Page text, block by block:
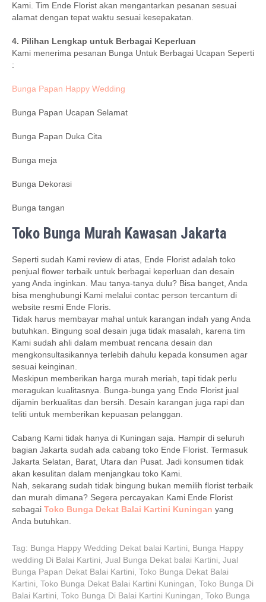
Kami. Tim Ende Florist akan mengantarkan pesanan sesuai
alamat dengan tepat waktu sesuai kesepakatan.
4. Pilihan Lengkap untuk Berbagai Keperluan
Kami menerima pesanan Bunga Untuk Berbagai Ucapan Seperti
:
Bunga Papan Happy Wedding
Bunga Papan Ucapan Selamat
Bunga Papan Duka Cita
Bunga meja
Bunga Dekorasi
Bunga tangan
Toko Bunga Murah Kawasan Jakarta
Seperti sudah Kami review di atas, Ende Florist adalah toko
penjual flower terbaik untuk berbagai keperluan dan desain
yang Anda inginkan. Mau tanya-tanya dulu? Bisa banget, Anda
bisa menghubungi Kami melalui contac person tercantum di
website resmi Ende Floris.
Tidak harus membayar mahal untuk karangan indah yang Anda
butuhkan. Bingung soal desain juga tidak masalah, karena tim
Kami sudah ahli dalam membuat rencana desain dan
mengkonsultasikannya terlebih dahulu kepada konsumen agar
sesuai keinginan.
Meskipun memberikan harga murah meriah, tapi tidak perlu
meragukan kualitasnya. Bunga-bunga yang Ende Florist jual
dijamin berkualitas dan bersih. Desain karangan juga rapi dan
teliti untuk memberikan kepuasan pelanggan.
Cabang Kami tidak hanya di Kuningan saja. Hampir di seluruh
bagian Jakarta sudah ada cabang toko Ende Florist. Termasuk
Jakarta Selatan, Barat, Utara dan Pusat. Jadi konsumen tidak
akan kesulitan dalam menjangkau toko Kami.
Nah, sekarang sudah tidak bingung bukan memilih florist terbaik
dan murah dimana? Segera percayakan Kami Ende Florist
sebagai Toko Bunga Dekat Balai Kartini Kuningan yang
Anda butuhkan.
Tag: Bunga Happy Wedding Dekat balai Kartini, Bunga Happy
wedding Di Balai Kartini, Jual Bunga Dekat balai Kartini, Jual
Bunga Papan Dekat Balai Kartini, Toko Bunga Dekat Balai
Kartini, Toko Bunga Dekat Balai Kartini Kuningan, Toko Bunga Di
Balai Kartini, Toko Bunga Di Balai Kartini Kuningan, Toko Bunga